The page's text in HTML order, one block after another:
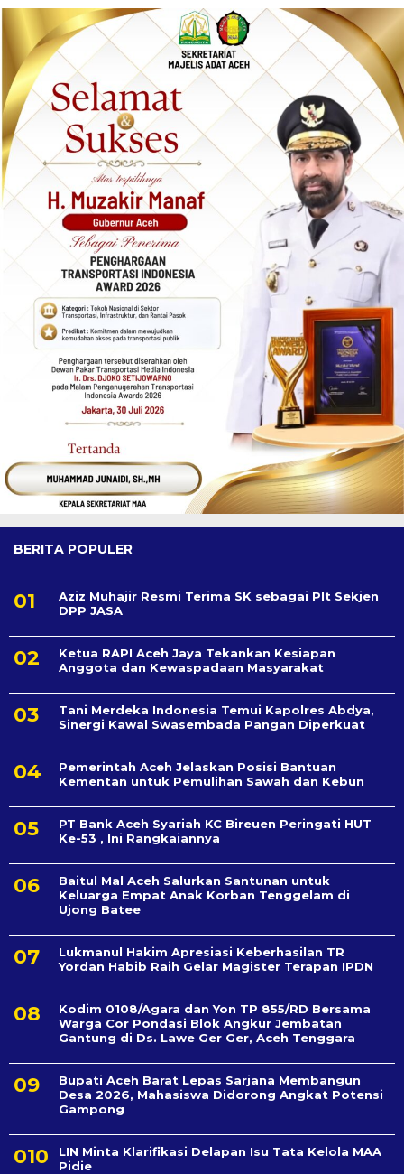
BERITA POPULER
Aziz Muhajir Resmi Terima SK sebagai Plt Sekjen
DPP JASA
Ketua RAPI Aceh Jaya Tekankan Kesiapan
Anggota dan Kewaspadaan Masyarakat
Tani Merdeka Indonesia Temui Kapolres Abdya,
Sinergi Kawal Swasembada Pangan Diperkuat
Pemerintah Aceh Jelaskan Posisi Bantuan
Kementan untuk Pemulihan Sawah dan Kebun
PT Bank Aceh Syariah KC Bireuen Peringati HUT
Ke-53 , Ini Rangkaiannya
Baitul Mal Aceh Salurkan Santunan untuk
Keluarga Empat Anak Korban Tenggelam di
Ujong Batee
Lukmanul Hakim Apresiasi Keberhasilan TR
Yordan Habib Raih Gelar Magister Terapan IPDN
Kodim 0108/Agara dan Yon TP 855/RD Bersama
Warga Cor Pondasi Blok Angkur Jembatan
Gantung di Ds. Lawe Ger Ger, Aceh Tenggara
Bupati Aceh Barat Lepas Sarjana Membangun
Desa 2026, Mahasiswa Didorong Angkat Potensi
Gampong
LIN Minta Klarifikasi Delapan Isu Tata Kelola MAA
Pidie